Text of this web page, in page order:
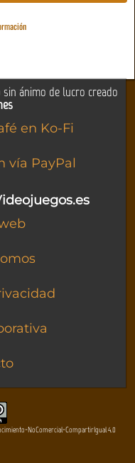
ánimo de lucro creado
en Ko-Fi
vía PayPal
NoComercial-CompartirIgual 4.0